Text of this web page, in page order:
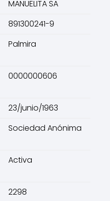
MANUELITA SA
891300241-9
Palmira
0000000606
23/junio/1963
Sociedad Anónima
Activa
2298